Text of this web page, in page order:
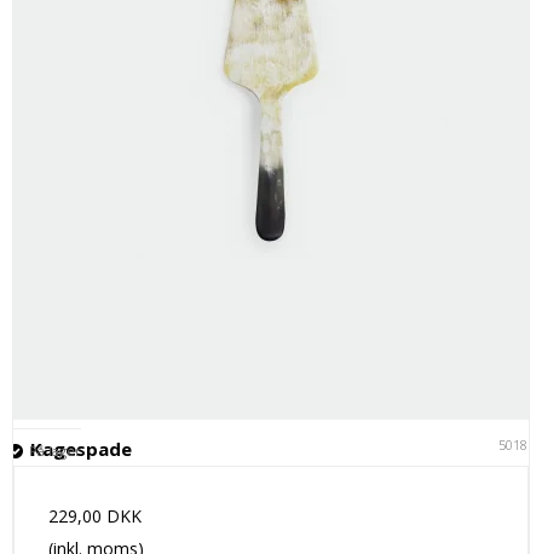
Kagespade 50181
På lager
229,00 DKK
(inkl. moms)